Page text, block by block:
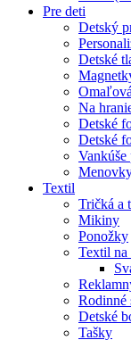
Pre deti
Detský
Detské
Na
Detské
Detské
Vankúše
Textil
Tričká a
Mikiny
Ponožky
Textil na
Rodinné
Detské
Tašky